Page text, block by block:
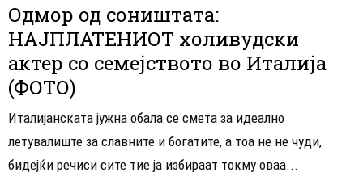
Одмор од соништата:
НАЈПЛАТЕНИОТ холивудски
актер со семејството во Италија
(ФОТО)
Италијанската јужна обала се смета за идеално
летувалиште за славните и богатите, а тоа не не чуди,
бидејќи речиси сите тие ја избираат токму оваа...